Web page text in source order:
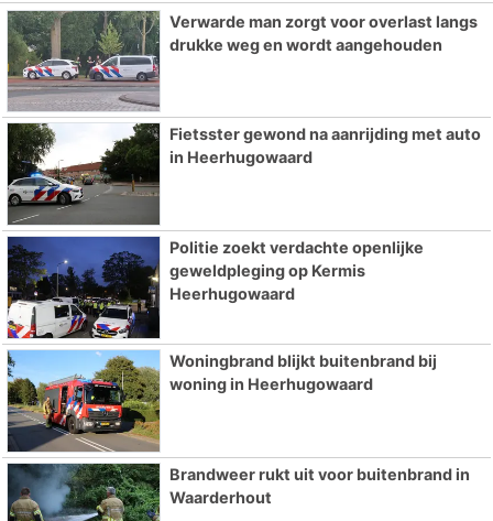
Verwarde man zorgt voor overlast langs
drukke weg en wordt aangehouden
Fietsster gewond na aanrijding met auto
in Heerhugowaard
Politie zoekt verdachte openlijke
geweldpleging op Kermis
Heerhugowaard
Woningbrand blijkt buitenbrand bij
woning in Heerhugowaard
Brandweer rukt uit voor buitenbrand in
Waarderhout